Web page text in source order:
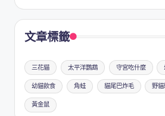
文章標籤
三花貓 太平洋鸚鵡 守宮吃什麼
幼貓飲食 角蛙 貓尾巴炸毛 野
黃金鼠